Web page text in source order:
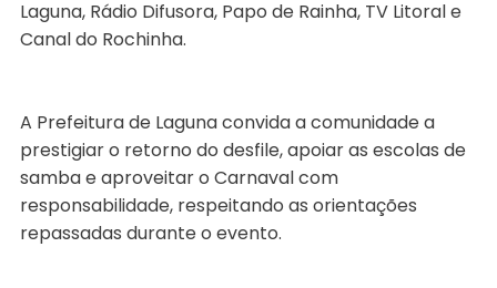
Laguna, Rádio Difusora, Papo de Rainha, TV Litoral e
Canal do Rochinha.
A Prefeitura de Laguna convida a comunidade a
prestigiar o retorno do desfile, apoiar as escolas de
samba e aproveitar o Carnaval com
responsabilidade, respeitando as orientações
repassadas durante o evento.